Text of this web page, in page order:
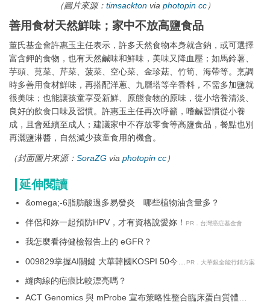
（圖片來源： timsacktonvia photopin cc）
善用食材天然鮮味；家中不放高鹽食品
董氏基金會許惠玉主任表示，許多天然食物本身就含鈉，或可選擇
富含鉀的食物，也有天然鹹味和鮮味，美味又降血壓；如馬鈴薯、
芋頭、莧菜、芹菜、菠菜、空心菜、金珍菇、竹筍、海帶等。烹調
時多善用食材鮮味，再搭配洋蔥、九層塔等辛香料，不需多加鹽就
很美味；也能讓孩童享受新鮮、原態食物的原味，從小培養清淡、
良好的飲食口味及習慣。許惠玉主任再次呼籲，嗜鹹習慣從小養
成，且會延續至成人；建議家中不存放零食等高鹽食品，餐點也別
再灑鹽淋醬，自然減少孩童食用的機會。
（封面圖片來源： SoraZG via photopin cc ）
延伸閱讀
&omega;-6脂肪酸過多易發炎 哪些植物油含量多？
伴侶和妳一起預防HPV，才有資格說愛妳！ PR．台灣癌症基金會
我怎麼看待健檢報告上的 eGFR？
009829掌握AI關鍵 大華韓國KOSPI 50今強
PR．大華銀全能行銷方案
縫肉線的疤痕比較漂亮嗎？
ACT Genomics 與 mProbe 宣布策略性整合臨床蛋白質體學